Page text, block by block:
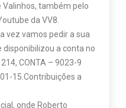
também pelo
da VV8.
vez vamos pedir a sua
disponibilizou a conta no
214, CONTA – 9023-9
15.Contribuições a
onde Roberto